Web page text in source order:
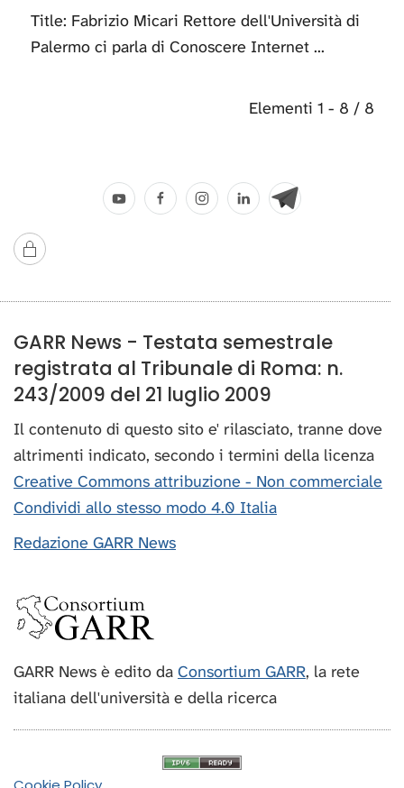
Title: Fabrizio Micari Rettore dell'Università di
Palermo ci parla di Conoscere Internet ...
Elementi 1 - 8 / 8
GARR News - Testata semestrale
registrata al Tribunale di Roma: n.
243/2009 del 21 luglio 2009
Il contenuto di questo sito e' rilasciato, tranne dove
altrimenti indicato, secondo i termini della licenza
Creative Commons attribuzione - Non commerciale
Condividi allo stesso modo 4.0 Italia
Redazione GARR News
GARR News è edito da Consortium GARR, la rete
italiana dell'università e della ricerca